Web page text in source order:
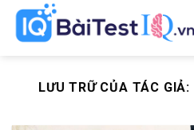
Chuyển
LƯU TRỮ CỦA TÁC GIẢ: